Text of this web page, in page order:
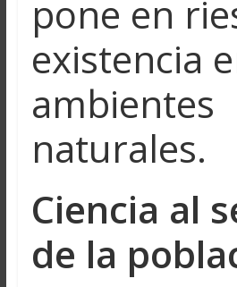
pone en
existencia
ambientes
naturales.
Ciencia al
de la